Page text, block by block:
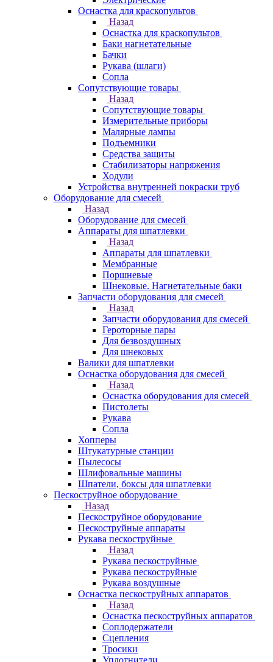
Оснастка для краскопультов
Назад
Оснастка для краскопультов
Баки нагнетательные
Бачки
Рукава (шлаги)
Сопла
Сопутствующие товары
Назад
Сопутствующие товары
Измерительные приборы
Малярные лампы
Подъемники
Средства защиты
Стабилизаторы напряжения
Ходули
Устройства внутренней покраски труб
Оборудование для смесей
Назад
Оборудование для смесей
Аппараты для шпатлевки
Назад
Аппараты для шпатлевки
Мембранные
Поршневые
Шнековые. Нагнетательные баки
Запчасти оборудования для смесей
Назад
Запчасти оборудования для смесей
Героторные пары
Для безвоздушных
Для шнековых
Валики для шпатлевки
Оснастка оборудования для смесей
Назад
Оснастка оборудования для смесей
Пистолеты
Рукава
Сопла
Хопперы
Штукатурные станции
Пылесосы
Шлифовальные машины
Шпатели, боксы для шпатлевки
Пескоструйное оборудование
Назад
Пескоструйное оборудование
Пескоструйные аппараты
Рукава пескоструйные
Назад
Рукава пескоструйные
Рукава пескоструйные
Рукава воздушные
Оснастка пескоструйных аппаратов
Назад
Оснастка пескоструйных аппаратов
Соплодержатели
Сцепления
Тросики
Уплотнители